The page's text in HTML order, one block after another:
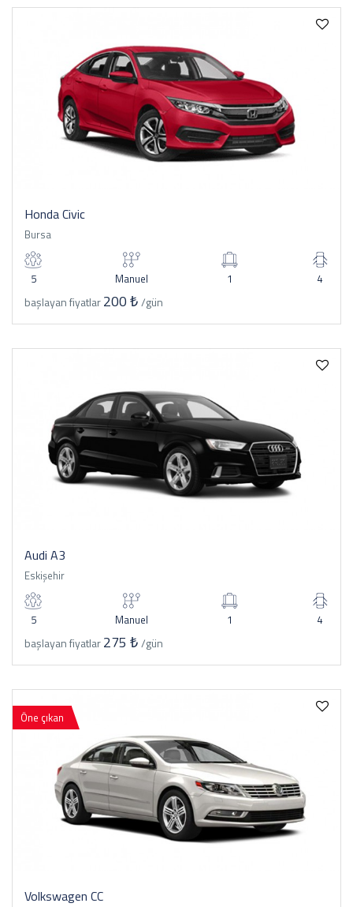
Honda Civic
Bursa
5 Manuel 1 4
başlayan fiyatlar200 ₺/gün
Audi A3
Eskişehir
5 Manuel 1 4
başlayan fiyatlar275 ₺/gün
Öne çıkan
Volkswagen CC